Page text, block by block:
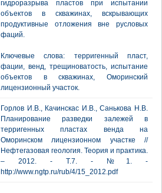
гидроразрыва пластов при испытании
объектов в скважинах, вскрывающих
продуктивные отложения вне русловых
фаций.
Ключевые слова: терригенный пласт,
фации, венд, трещиноватость, испытание
объектов в скважинах, Оморинский
лицензионный участок.
Горлов И.В., Качинскас И.В., Санькова Н.В.
Планирование разведки залежей в
терригенных пластах венда на
Оморинском лицензионном участке //
Нефтегазовая геология. Теория и практика.
– 2012. - Т.7. - №1. -
http://www.ngtp.ru/rub/4/15_2012.pdf